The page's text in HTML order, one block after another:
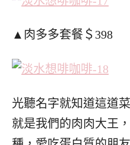
▲肉多多套餐＄398
光聽名字就知道這道
就是我們的肉肉大王